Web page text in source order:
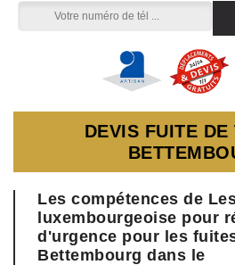
DEVIS FUITE DE
Les compétences de
luxembourgeoise pour
d'urgence pour les
Bettembourg dans le